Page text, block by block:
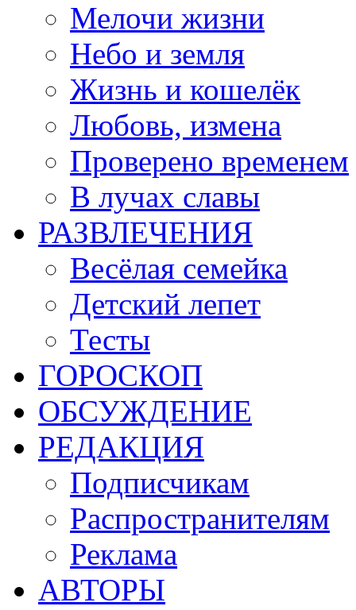
Мелочи жизни
Небо и земля
Жизнь и кошелёк
Любовь, измена
Проверено временем
В лучах славы
РАЗВЛЕЧЕНИЯ
Весёлая семейка
Детский лепет
Тесты
ГОРОСКОП
ОБСУЖДЕНИЕ
РЕДАКЦИЯ
Подписчикам
Распространителям
Реклама
АВТОРЫ